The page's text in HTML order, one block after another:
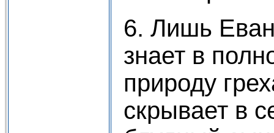
6. Лишь
знает в
природу
скрывает в